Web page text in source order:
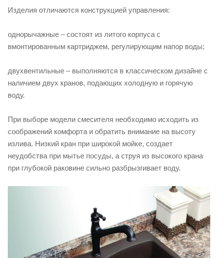
Изделия отличаются конструкцией управления:
однорычажные – состоят из литого корпуса с
вмонтированным картриджем, регулирующим напор воды;
двухвентильные – выполняются в классическом дизайне с
наличием двух кранов, подающих холодную и горячую
воду.
При выборе модели смесителя необходимо исходить из
соображений комфорта и обратить внимание на высоту
излива. Низкий кран при широкой мойке, создает
неудобства при мытье посуды, а струя из высокого крана
при глубокой раковине сильно разбрызгивает воду.